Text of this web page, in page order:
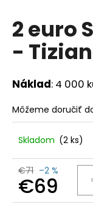
2 euro
-
Náklad: 4 000
Môžeme doručiť
Skladom (2 ks)
€71 –2 %
€69
Jednotková
j
s
?
O